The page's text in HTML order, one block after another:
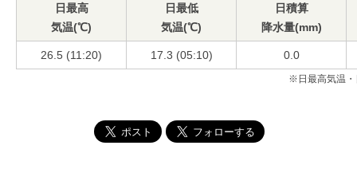
日最高
気温(℃)
日最低
気温(℃)
日積算
降水量(mm)
26.5 (11:20) 17.3 (05:10) 0.0
※日最高気温・